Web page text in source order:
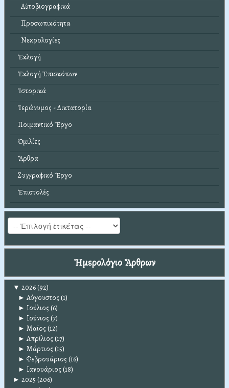
Αὐτοβιογραφικά
Προσωπικότητα
Νεκρολογίες
Ἐκλογή
Ἐκλογή Ἐπισκόπων
Ἱστορικά
Ἱερώνυμος - Δικτατορία
Ποιμαντικό Ἔργο
Ὁμιλίες
Ἄρθρα
Συγγραφικό Ἔργο
Ἐπιστολές
Ἡμερολόγιο Ἄρθρων
▼ 2026(92)
► Αύγουστος (1)
► Ιούλιος (6)
► Ιούνιος (7)
► Μαϊος (12)
► Απρίλιος (17)
► Μάρτιος (15)
► Φεβρουάριος (16)
► Ιανουάριος (18)
► 2025 (206)